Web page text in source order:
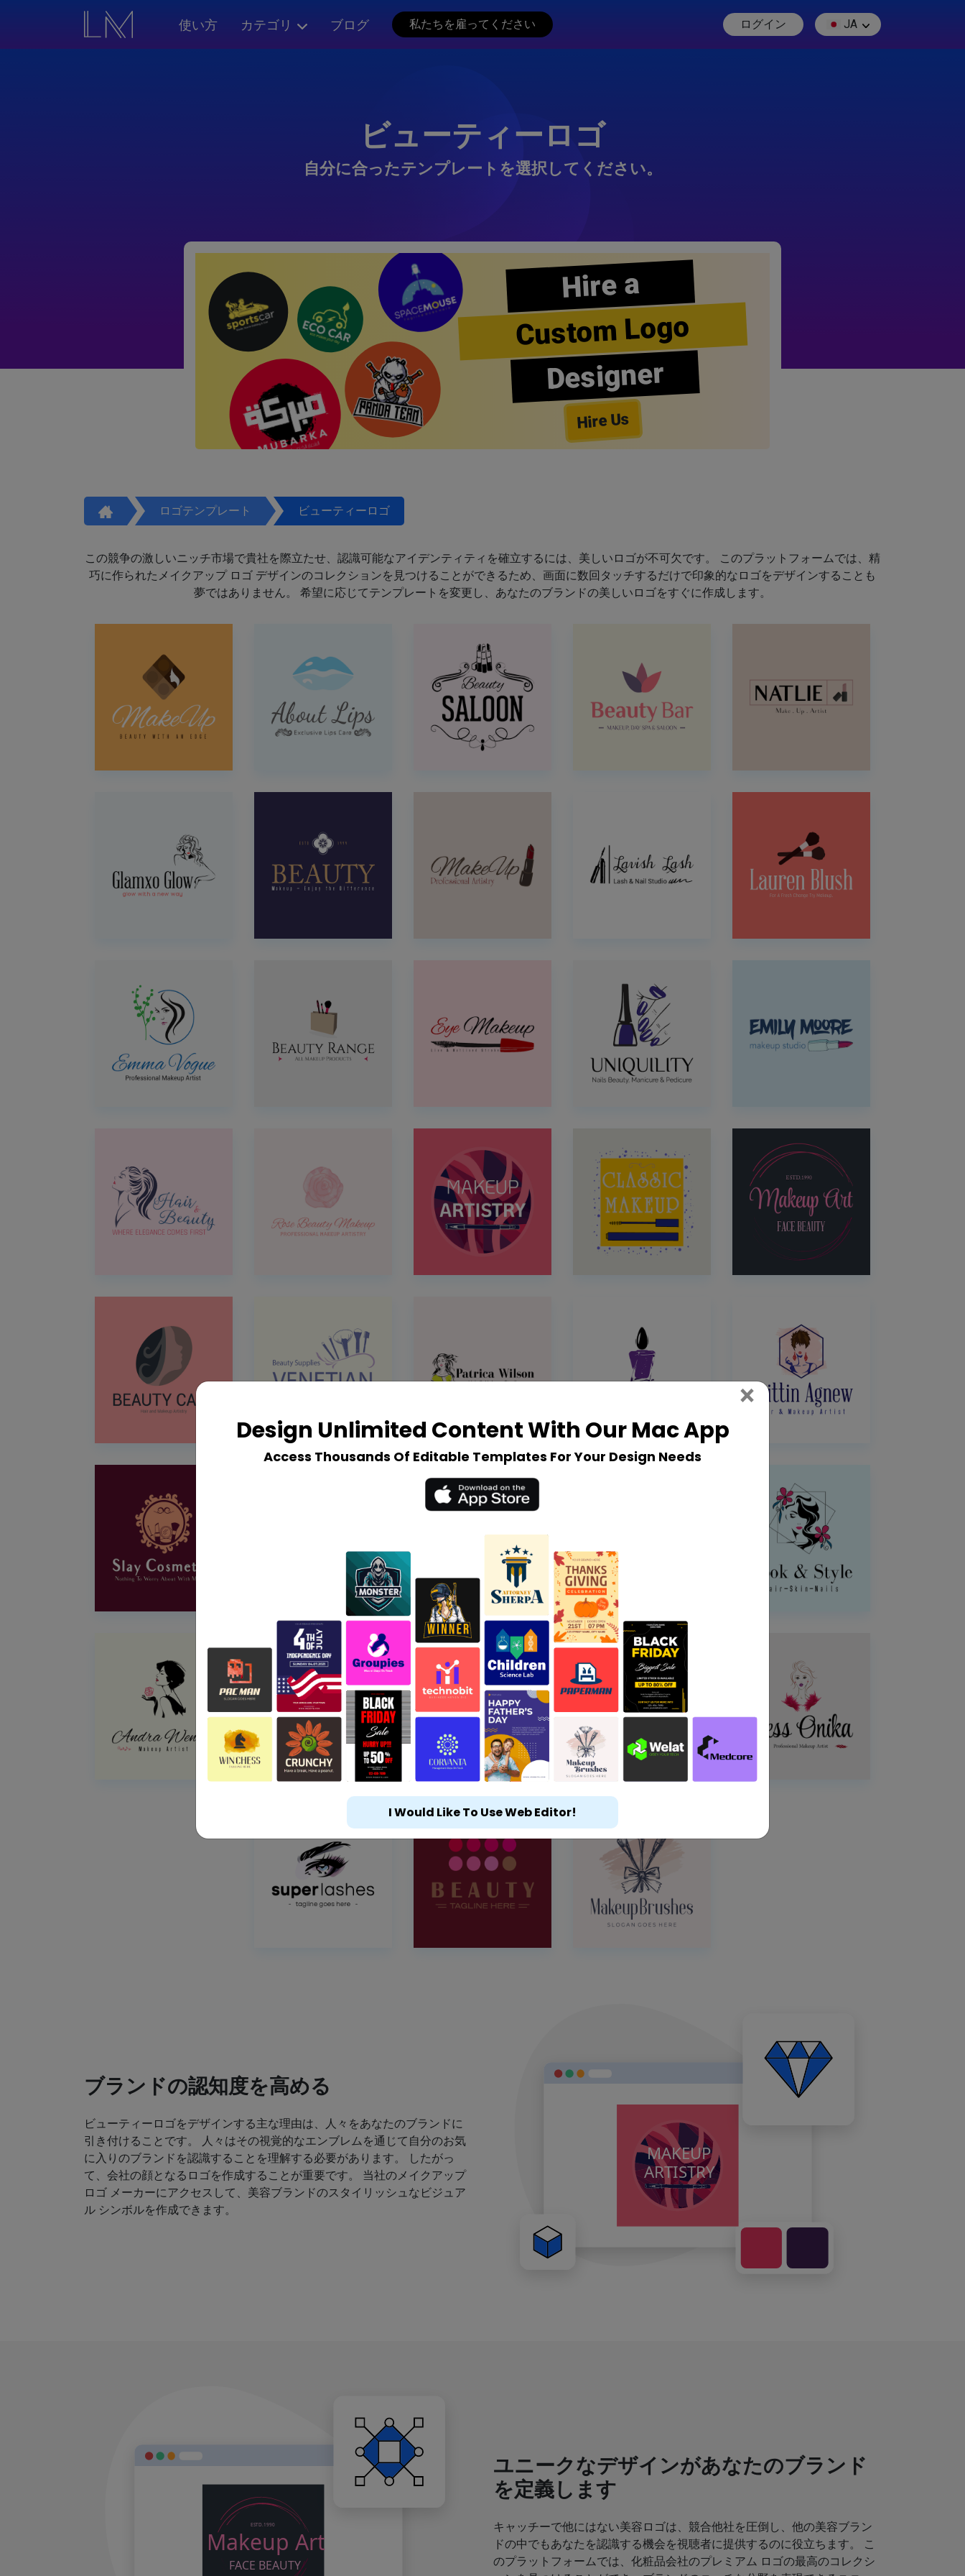
使い方 カテゴリ ブログ 私たちを雇ってください ログイン JA
ビューティーロゴ
自分に合ったテンプレートを選択してください。
Hire a
Custom Logo
Designer
Hire Us
ロゴテンプレート ビューティーロゴ
この競争の激しいニッチ市場で貴社を際立たせ、認識可能なアイデンティティを確立するには、美しいロゴが不可欠です。 このプラットフォームでは、精
巧に作られたメイクアップ ロゴ デザインのコレクションを見つけることができるため、画面に数回タッチするだけで印象的なロゴをデザインすることも
夢ではありません。 希望に応じてテンプレートを変更し、あなたのブランドの美しいロゴをすぐに作成します。
ブランドの認知度を高める
ビューティーロゴをデザインする主な理由は、人々をあなたのブランドに
引き付けることです。 人々はその視覚的なエンブレムを通じて自分のお気
に入りのブランドを認識することを理解する必要があります。 したがっ
て、会社の顔となるロゴを作成することが重要です。 当社のメイクアップ
ロゴ メーカーにアクセスして、美容ブランドのスタイリッシュなビジュア
ル シンボルを作成できます。
ユニークなデザインがあなたのブランド
を定義します
キャッチーで他にはない美容ロゴは、競合他社を圧倒し、他の美容ブラン
ドの中でもあなたを認識する機会を視聴者に提供するのに役立ちます。 こ
のプラットフォームでは、化粧品会社のプレミアム ロゴの最高のコレクシ
Design Unlimited Content With Our Mac App
Access Thousands Of Editable Templates For Your Design Needs
× Close
I Would Like To Use Web Editor!